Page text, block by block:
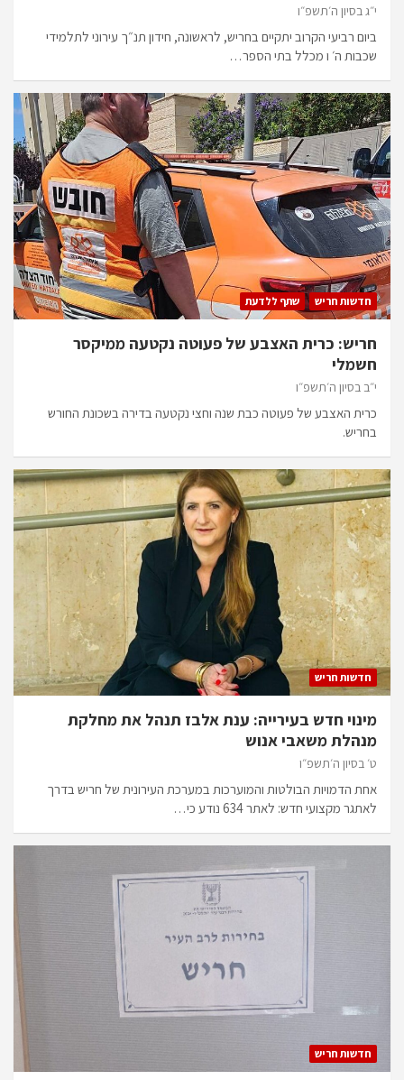
י״ג בסיון ה׳תשפ״ו
ביום רביעי הקרוב יתקיים בחריש, לראשונה, חידון תנ״ך עירוני לתלמידי
שכבות ה׳ ו מכלל בתי הספר…
חדשות חריש שתף ללדעת
חריש: כרית האצבע של פעוטה נקטעה ממיקסר
חשמלי
י״ב בסיון ה׳תשפ״ו
כרית האצבע של פעוטה כבת שנה וחצי נקטעה בדירה בשכונת החורש
בחריש.
חדשות חריש
מינוי חדש בעירייה: ענת אלבז תנהל את מחלקת
מנהלת משאבי אנוש
ט׳ בסיון ה׳תשפ״ו
אחת הדמויות הבולטות והמוערכות במערכת העירונית של חריש בדרך
לאתגר מקצועי חדש: לאתר 634 נודע כי…
חדשות חריש